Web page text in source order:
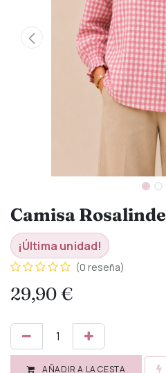
Camisa Rosalinde
¡Última unidad!
(0 reseña)
29,90€
AÑADIR A LA CESTA